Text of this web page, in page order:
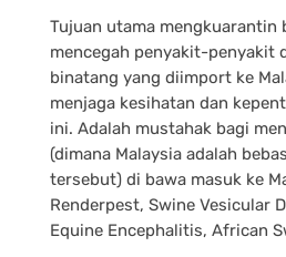
Tujuan utama
mencegah penyakit-penyakit
binatang yang diimport ke
menjaga kesihatan dan
ini. Adalah mustahak bagi
(dimana Malaysia adalah
tersebut) di bawa masuk ke
Renderpest, Swine Vesicular
Equine Encephalitis, African